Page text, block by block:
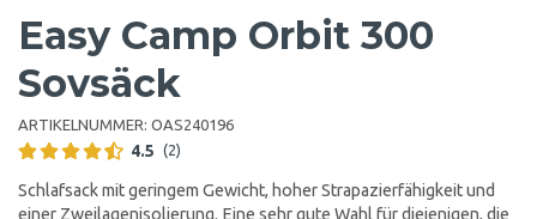
Easy Camp Orbit 300
Sovsäck
ARTIKELNUMMER: OAS240196
4.5 (2)
Schlafsack mit geringem Gewicht, hoher Strapazierfähigkeit und
einer Zweilagenisolierung. Eine sehr gute Wahl für diejenigen, die